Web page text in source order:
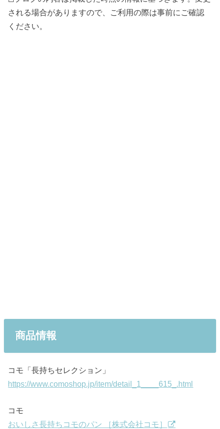
される場合がありますので、ご利用の際は事前にご確認
ください。
商品情報
コモ「長持ちセレクション」
https://www.comoshop.jp/item/detail_1____615_.html
コモ
おいしさ長持ちコモのパン ［株式会社コモ］